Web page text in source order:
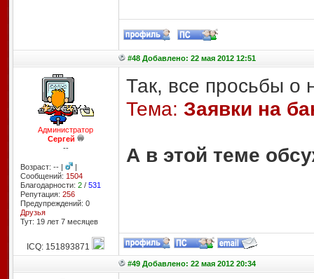
#48 Добавлено: 22 мая 2012 12:51
Администратор
Сергей
--
Возраст: -- |
|
Сообщений: 1504
Благодарности: 2/ 531
Репутация: 256
Предупреждений: 0
Друзья
Тут: 19 лет 7 месяцев
Так, все просьбы о
Тема: Заявки на
А в этой теме
ICQ: 151893871
#49 Добавлено: 22 мая 2012 20:34